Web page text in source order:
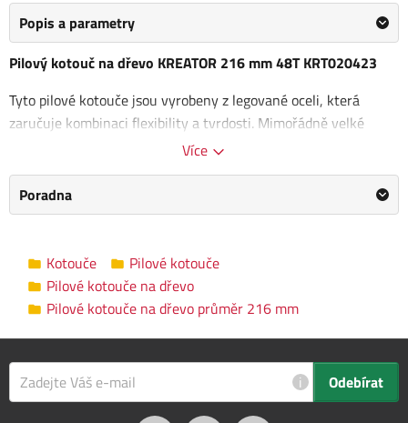
Popis a parametry
Pilový kotouč na dřevo KREATOR 216 mm 48T KRT020423
Tyto pilové kotouče jsou vyrobeny z legované oceli, která
zaručuje kombinaci flexibility a tvrdosti. Mimořádně velké
kovové zuby zajišťují dlouhou životnost. Ideální pro řezání
Rozměry kotouče: 216 x 2,2 x 30 mm
Kategorie
Pilové kotouče na dřevo průměr 216
mm
Průměr kotouče
Více
Poradna
Kotouče
Pilové kotouče
Pilové kotouče na dřevo
Pilové kotouče na dřevo průměr 216 mm
i Odebírat